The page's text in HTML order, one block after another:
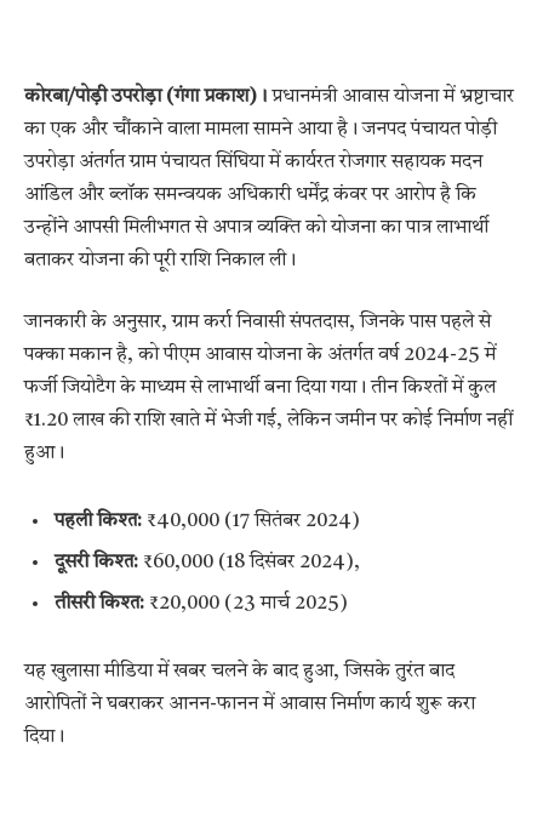
कोरबा/पोड़ी उपरोड़ा (गंगा प्रकाश)। प्रधानमंत्री आवास योजना में भ्रष्टाचार
का एक और चौंकाने वाला मामला सामने आया है। जनपद पंचायत पोड़ी
उपरोड़ा अंतर्गत ग्राम पंचायत सिंघिया में कार्यरत रोजगार सहायक मदन
आंडिल और ब्लॉक समन्वयक अधिकारी धर्मेंद्र कंवर पर आरोप है कि
उन्होंने आपसी मिलीभगत से अपात्र व्यक्ति को योजना का पात्र लाभार्थी
बताकर योजना की पूरी राशि निकाल ली।
जानकारी के अनुसार, ग्राम कर्रा निवासी संपतदास, जिनके पास पहले से
पक्का मकान है, को पीएम आवास योजना के अंतर्गत वर्ष 2024-25 में
फर्जी जियोटैग के माध्यम से लाभार्थी बना दिया गया। तीन किश्तों में कुल
₹1.20 लाख की राशि खाते में भेजी गई, लेकिन जमीन पर कोई निर्माण नहीं
हुआ।
पहली किश्त: ₹40,000 (17 सितंबर 2024)
दूसरी किश्त: ₹60,000 (18 दिसंबर 2024),
तीसरी किश्त: ₹20,000 (23 मार्च 2025)
यह खुलासा मीडिया में खबर चलने के बाद हुआ, जिसके तुरंत बाद
आरोपितों ने घबराकर आनन-फानन में आवास निर्माण कार्य शुरू करा
दिया।